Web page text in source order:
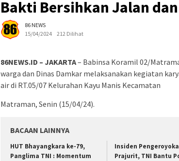
Bakti Bersihkan Jalan
86 NEWS
15/04/2024
212 Dilihat
86NEWS.ID – JAKARTA– Babinsa Koramil 02/
warga dan Dinas Damkar melaksanakan kegiatan
air di RT.05/07 Kelurahan Kayu Manis Kecamatan
Matraman, Senin (15/04/24).
BACAAN LAINNYA
HUT Bhayangkara ke-79,
Panglima TNI : Momentum
Insiden
Prajurit, TNI Bantu